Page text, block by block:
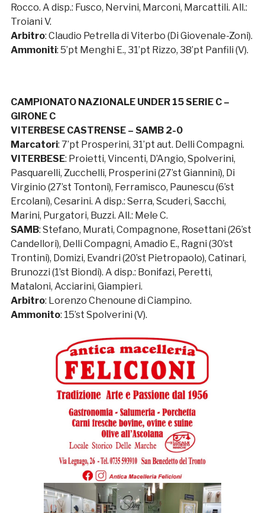
Rocco. A disp.: Fusco, Nervini, Marconi, Marcattili. All.:
Troiani V.
Arbitro: Claudio Petrella di Viterbo (Di Giovenale-Zoni).
Ammoniti: 5’pt Menghi E., 31’pt Rizzo, 38’pt Panfili (V).
CAMPIONATO NAZIONALE UNDER 15 SERIE C –
GIRONE C
VITERBESE CASTRENSE – SAMB 2-0
Marcatori: 7’pt Prosperini, 31’pt aut. Delli Compagni.
VITERBESE: Proietti, Vincenti, D’Angio, Spolverini,
Pasquarelli, Zucchelli, Prosperini (27’st Giannini), Di
Virginio (27’st Tontoni), Ferramisco, Paunescu (6’st
Ercolani), Cesarini. A disp.: Serra, Scuderi, Sacchi,
Marini, Purgatori, Buzzi. All.: Mele C.
SAMB: Stefano, Murati, Compagnone, Rosettani (26’st
Candellori), Delli Compagni, Amadio E., Ragni (30’st
Trontini), Domizi, Evandri (20’st Pietropaolo), Catinari,
Brunozzi (1’st Biondi). A disp.: Bonifazi, Peretti,
Mataloni, Acciarini, Giampieri.
Arbitro: Lorenzo Chenoune di Ciampino.
Ammonito: 15’st Spolverini (V).